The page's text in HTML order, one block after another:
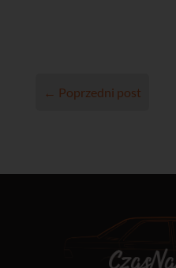
← Poprzedni post